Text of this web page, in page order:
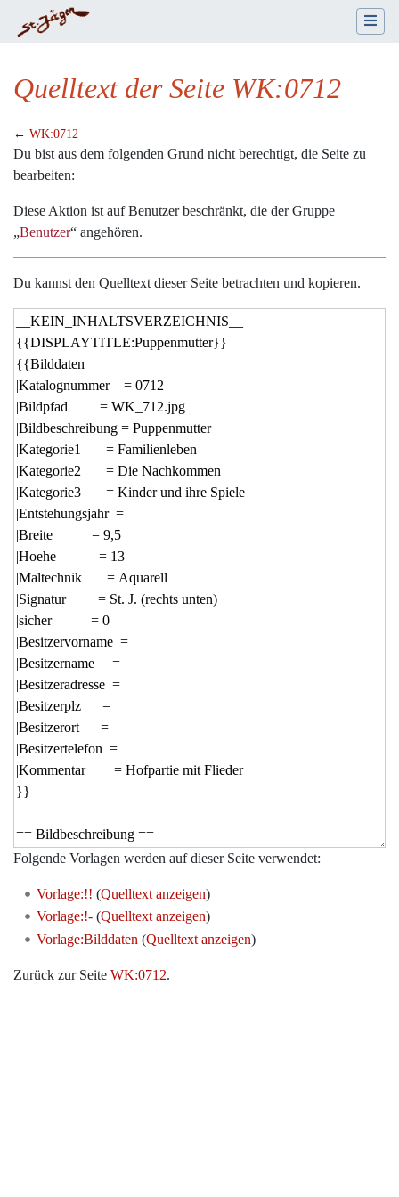
Quelltext der Seite WK:0712
← WK:0712
Wechseln zu:Navigation,Suche
Du bist aus dem folgenden Grund nicht berechtigt, die Seite zu
bearbeiten:
Diese Aktion ist auf Benutzer beschränkt, die der Gruppe
„Benutzer“ angehören.
Du kannst den Quelltext dieser Seite betrachten und kopieren.
Folgende Vorlagen werden auf dieser Seite verwendet:
Vorlage:!! (Quelltext anzeigen)
Vorlage:!-(Quelltext anzeigen)
Vorlage:Bilddaten (Quelltext anzeigen)
Zurück zur Seite WK:0712.